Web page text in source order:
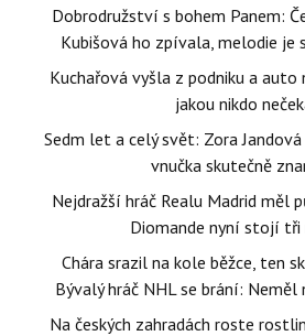
Dobrodružství s bohem Panem:
Kubišová ho zpívala, melodie je
Kuchařová vyšla z podniku a auto
jakou nikdo
Sedm let a celý svět: Zora
vnučka skutečně
Nejdražší hráč Realu Madrid měl
Diomande nyní stojí tři
Chára srazil na kole běžce, ten
Bývalý hráč NHL se brání:
Na českých zahradách roste